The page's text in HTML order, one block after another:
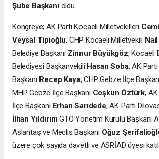
Şube Başkanıoldu.
Kongreye; AK Parti Kocaeli Milletvekilleri
Veysal Tipioğlu, CHP Kocaeli Milletvekili
Belediye Başkanı Zinnur Büyükgöz, Kocaeli
Belediyesi Başkanvekili Hasan Soba, AK
Başkanı Recep Kaya, CHP Gebze İlçe
MHP Gebze İlçe Başkanı Coşkun Öztürk,
İlçe Başkanı Erhan Sarıdede, AK Parti
İlhan YıldırımGTO Yönetim Kurulu Başkanı
Aslantaş ve Meclis Başkanı Oğuz
üzere çok sayıda davetli ve ASRİAD üyesi